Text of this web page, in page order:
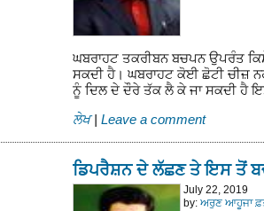
ਘਬਰਾਹਟ ਤਕਰੀਬਨ ਬਚਪਨ ਉਪਰੰਤ
ਸਕਦੀ ਹੈ। ਘਬਰਾਹਟ ਕੋਈ ਛੋਟੀ ਚੀਜ਼
ਨੂੰ ਦਿਲ ਦੇ ਦੌਰੇ ਤੱਕ ਲੈ ਕੇ ਜਾ ਸਕਦੀ
ਲੇਖ | Leave a comment
ਡਿਪਰੈਸ਼ਨ ਦੇ ਲੱਛਣ ਤੇ ਇਸ ਤੋਂ
July 22, 2019
by: ਅਰੁਣ ਆਹੂਜਾ